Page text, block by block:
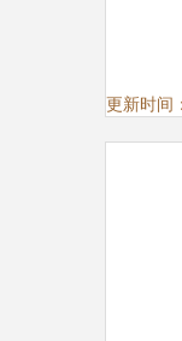
询
更新时间